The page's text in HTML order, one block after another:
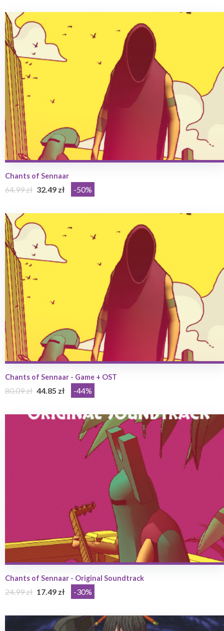
Chants of Sennaar
64.99 zł 32.49 zł -50%
Chants of Sennaar - Game + OST
80.09 zł 44.85 zł -44%
Chants of Sennaar - Original Soundtrack
24.99 zł 17.49 zł -30%